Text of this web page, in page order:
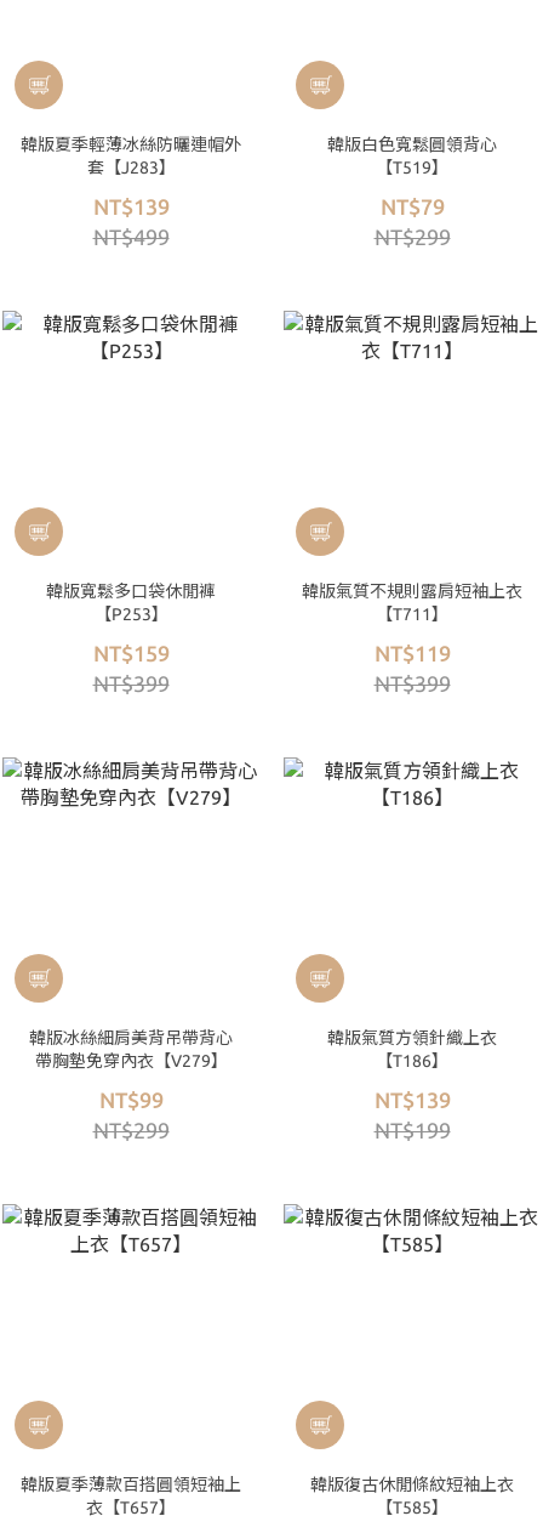
韓版夏季輕薄冰絲防曬連帽外
套【J283】
NT$139
NT$499
韓版白色寬鬆圓領背心
【T519】
NT$79
NT$299
韓版寬鬆多口袋休閒褲
【P253】
NT$159
NT$399
韓版氣質不規則露肩短袖上衣
【T711】
NT$119
NT$399
韓版冰絲細肩美背吊帶背心
帶胸墊免穿內衣【V279】
NT$99
NT$299
韓版氣質方領針織上衣
【T186】
NT$139
NT$199
韓版夏季薄款百搭圓領短袖上
衣【T657】
韓版復古休閒條紋短袖上衣
【T585】